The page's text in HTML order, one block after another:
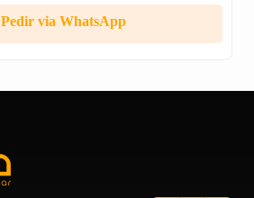
Pedir via WhatsApp